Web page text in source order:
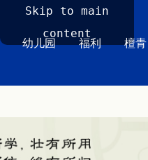
Skip to main
content
幼儿园 福利 檀青